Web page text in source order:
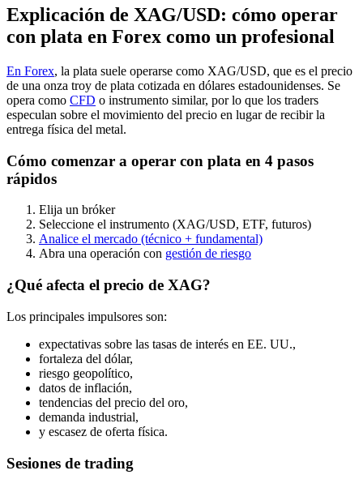
Explicación de XAG/USD: cómo operar
con plata en Forex como un profesional
En Forex, la plata suele operarse como XAG/USD, que es el precio
de una onza troy de plata cotizada en dólares estadounidenses. Se
opera como CFD o instrumento similar, por lo que los traders
especulan sobre el movimiento del precio en lugar de recibir la
entrega física del metal.
Cómo comenzar a operar con plata en 4 pasos
rápidos
Elija un bróker
Seleccione el instrumento (XAG/USD, ETF, futuros)
Analice el mercado (técnico + fundamental)
Abra una operación con gestión de riesgo
¿Qué afecta el precio de XAG?
Los principales impulsores son:
expectativas sobre las tasas de interés en EE. UU.,
fortaleza del dólar,
riesgo geopolítico,
datos de inflación,
tendencias del precio del oro,
demanda industrial,
y escasez de oferta física.
Sesiones de trading